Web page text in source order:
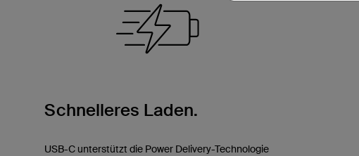
Schnelleres Laden.
USB-C unterstützt die Power Delivery-Technologie